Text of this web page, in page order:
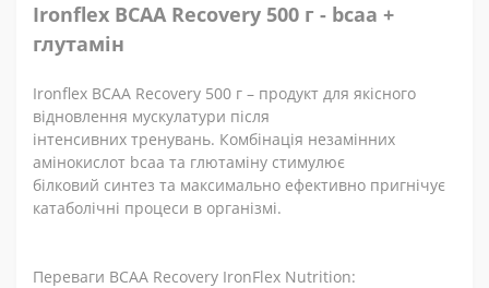
Ironflex BCAA Recovery 500 г - bcaa +
глутамін
Ironflex BCAA Recovery 500 г – продукт для якісного
відновлення мускулатури після
інтенсивних тренувань. Комбінація незамінних
амінокислот bcaa та глютаміну стимулює
білковий синтез та максимально ефективно пригнічує
катаболічні процеси в організмі.
Переваги BCAA Recovery IronFlex Nutrition: